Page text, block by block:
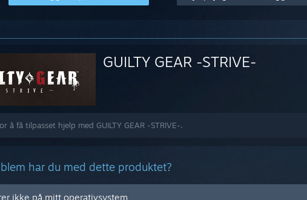
GUILTY GEAR -STRIVE-
å få tilpasset hjelp med GUILTY GEAR -STRIVE-.
har du med dette produktet?
ikke på mitt operativsystem